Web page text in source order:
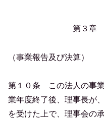
第３章
（事業報告及び決算）
第１０条 この法人の事
業年度終了後、理事長が
を受けた上で、理事会の